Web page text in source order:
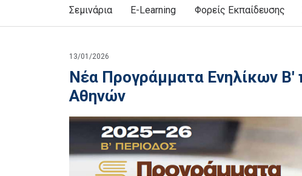
Σεμινάρια E-Learning Φορείς Εκπαίδευσης
13/01/2026
Νέα Προγράμματα Ενηλίκων Β'
Αθηνών